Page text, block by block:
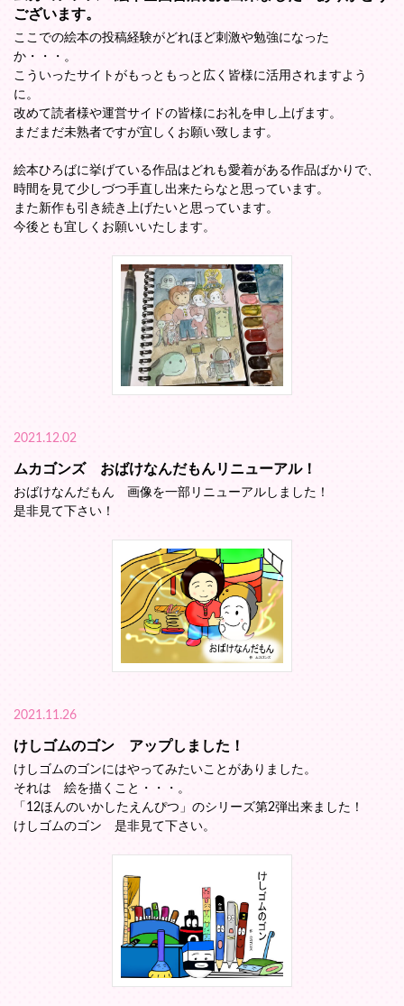
ございます。
ここでの絵本の投稿経験がどれほど刺激や勉強になった
か・・・。
こういったサイトがもっともっと広く皆様に活用されますよう
に。
改めて読者様や運営サイドの皆様にお礼を申し上げます。
まだまだ未熟者ですが宜しくお願い致します。
絵本ひろばに挙げている作品はどれも愛着がある作品ばかりで、
時間を見て少しづつ手直し出来たらなと思っています。
また新作も引き続き上げたいと思っています。
今後とも宜しくお願いいたします。
2021.12.02
ムカゴンズ おばけなんだもんリニューアル！
おばけなんだもん 画像を一部リニューアルしました！
是非見て下さい！
2021.11.26
けしゴムのゴン アップしました！
けしゴムのゴンにはやってみたいことがありました。
それは 絵を描くこと・・・。
「12ほんのいかしたえんぴつ」のシリーズ第2弾出来ました！
けしゴムのゴン 是非見て下さい。